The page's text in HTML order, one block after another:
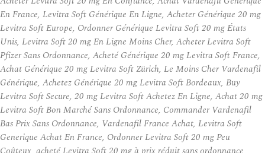
En France, Levitra Soft Générique En Ligne, Acheter Générique 20 mg
Levitra Soft Europe, Ordonner Générique Levitra Soft 20 mg États
Unis, Levitra Soft 20 mg En Ligne Moins Cher, Acheter Levitra Soft
Pfizer Sans Ordonnance, Acheté Générique 20 mg Levitra Soft France,
Achat Générique 20 mg Levitra Soft Zürich, Le Moins Cher Vardenafil
Générique, Achetez Générique 20 mg Levitra Soft Bordeaux, Buy
Levitra Soft Secure, 20 mg Levitra Soft Achetez En Ligne, Achat 20 mg
Levitra Soft Bon Marché Sans Ordonnance, Commander Vardenafil
Bas Prix Sans Ordonnance, Vardenafil France Achat, Levitra Soft
Generique Achat En France, Ordonner Levitra Soft 20 mg Peu